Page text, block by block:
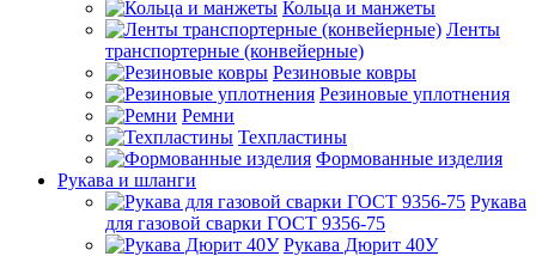
Кольца и манжеты
Ленты
транспортерные (конвейерные)
Резиновые ковры
Резиновые уплотнения
Ремни
Техпластины
Формованные изделия
Рукава и шланги
Рукава
для газовой сварки ГОСТ 9356-75
Рукава Дюрит 40У